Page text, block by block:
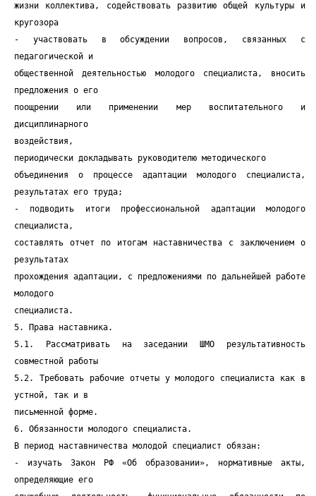
жизни коллектива, содействовать развитию общей культуры и
кругозора
- участвовать в обсуждении вопросов, связанных с
педагогической и
общественной деятельностью молодого специалиста, вносить
предложения о его
поощрении или применении мер воспитательного и
дисциплинарного
воздействия,
периодически докладывать руководителю методического
объединения о процессе адаптации молодого специалиста,
результатах его труда;
- подводить итоги профессиональной адаптации молодого
специалиста,
составлять отчет по итогам наставничества с заключением о
результатах
прохождения адаптации, с предложениями по дальнейшей работе
молодого
специалиста.
5. Права наставника.
5.1. Рассматривать на заседании ШМО результативность
совместной работы
5.2. Требовать рабочие отчеты у молодого специалиста как в
устной, так и в
письменной форме.
6. Обязанности молодого специалиста.
В период наставничества молодой специалист обязан:
- изучать Закон РФ «Об образовании», нормативные акты,
определяющие его